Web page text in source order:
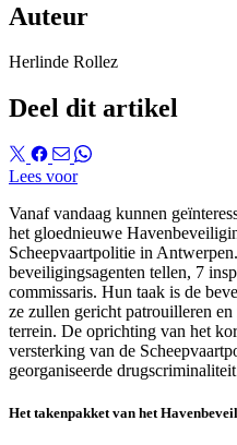
Auteur
Herlinde Rollez
Deel dit artikel
Lees voor
Vanaf vandaag kunnen
het gloednieuwe
Scheepvaartpolitie in
beveiligingsagenten tellen, 7
commissaris. Hun taak is de
ze zullen gericht patrouilleren
terrein. De oprichting van het
versterking van de
georganiseerde
Het takenpakket van het